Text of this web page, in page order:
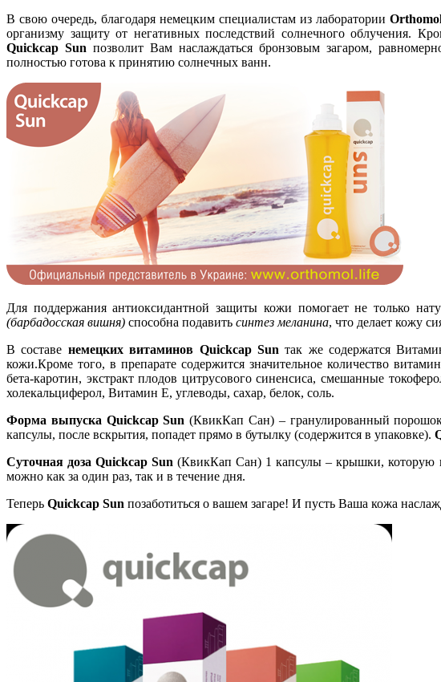
В свою очередь, благодаря немецким специалистам из лаборатории
организму защиту от негативных последствий солнечного облучения.
Quickcap Sun позволит Вам наслаждаться бронзовым загаром,
полностью готова к принятию солнечных ванн.
Для поддержания антиоксидантной защиты кожи помогает не только
(барбадосская вишня) способна подавить синтез меланина, что делает кожу
В составе немецких витаминов Quickcap Sunтак же содержатся
кожи.Кроме того, в препарате содержится значительное количество
бета-каротин, экстракт плодов цитрусового синенсиса, смешанные
холекальциферол, Витамин E, углеводы, сахар, белок, соль.
Форма выпуска Quickcap Sun(КвикКап Сан) – гранулированный
капсулы, после вскрытия, попадет прямо в бутылку (содержится в упаковке).
Суточная доза Quickcap Sun(КвикКап Сан) 1 капсулы – крышки, которую
можно как за один раз, так и в течение дня.
Теперь Quickcap Sun позаботиться о вашем загаре! И пусть Ваша кожа